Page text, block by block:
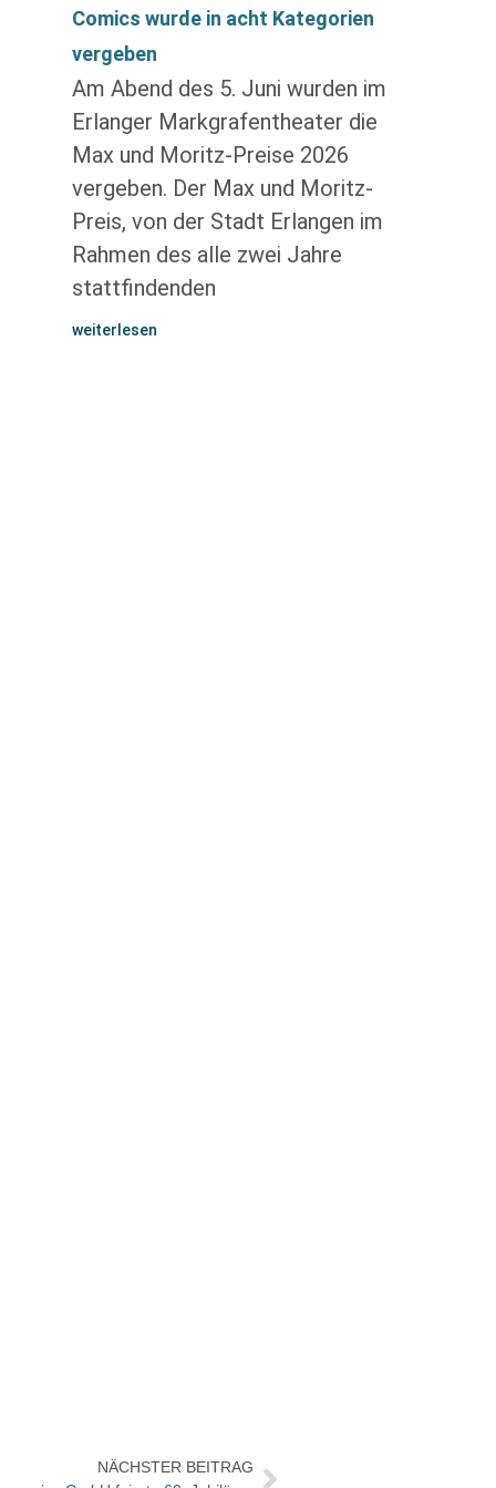
Comics wurde in acht Kategorien
vergeben
Am Abend des 5. Juni wurden im
Erlanger Markgrafentheater die
Max und Moritz-Preise 2026
vergeben. Der Max und Moritz-
Preis, von der Stadt Erlangen im
Rahmen des alle zwei Jahre
stattfindenden
weiterlesen
NÄCHSTER BEITRAG